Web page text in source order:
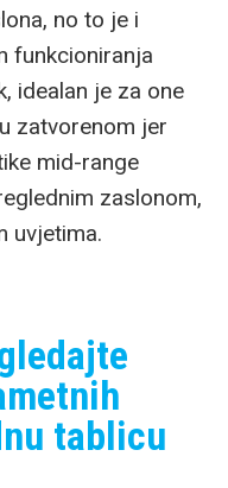
no to je i
funkcioniranja
idealan je za one
zatvorenom jer
mid-range
zaslonom,
uvjetima.
tablicu